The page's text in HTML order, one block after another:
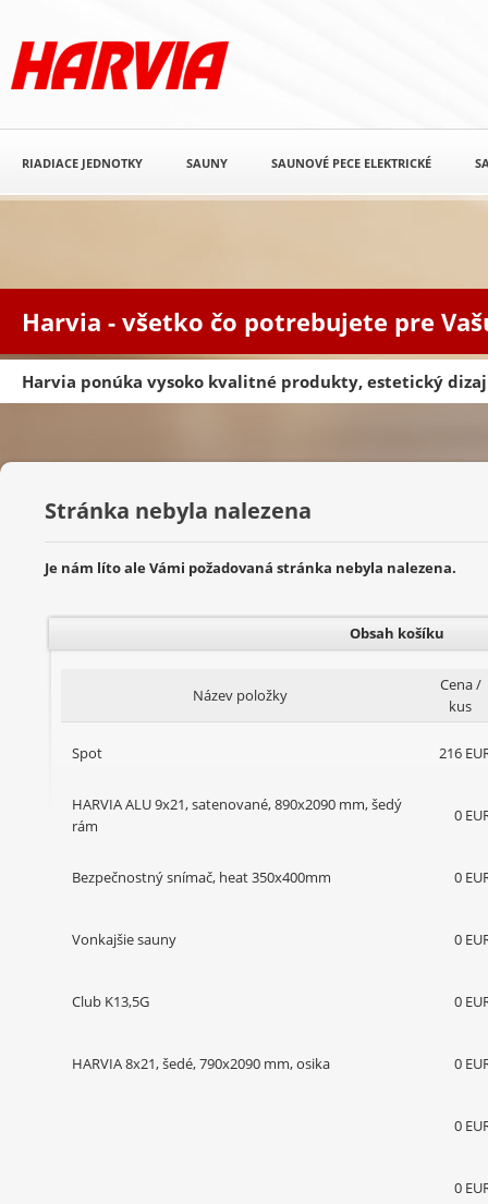
Harvia - všetko čo potrebujete pre
Harvia ponúka vysoko kvalitné produkty, estetický
RIADIACE JEDNOTKY SAUNY SAUNOVÉ PECE ELEKTRICKÉ
Stránka nebyla nalezena
Je nám líto ale Vámi požadovaná stránka nebyla nalezena.
Obsah košíku
Název položky
Cena /
kus
Spot 216
HARVIA ALU 9x21, satenované, 890x2090 mm, šedý
rám
0
Bezpečnostný snímač, heat 350x400mm 0
Vonkajšie sauny 0
Club K13,5G 0
HARVIA 8x21, šedé, 790x2090 mm, osika 0
0
0